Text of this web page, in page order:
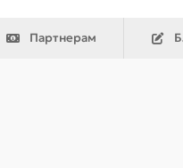
Партнерам